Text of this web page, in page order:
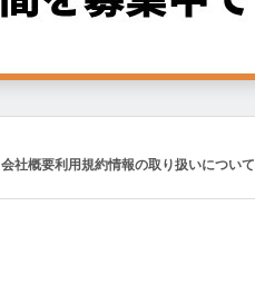
会社概要利用規約情報の取り扱いについて